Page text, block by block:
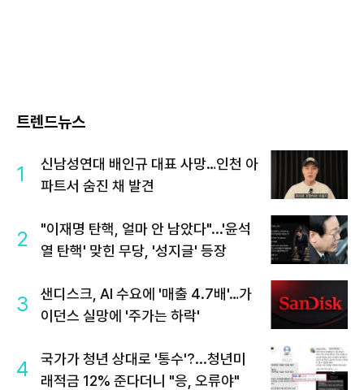
트렌드뉴스
1
신남성연대 배인규 대표 사망…인천 아
파트서 숨진 채 발견
2
"이재명 탄핵, 얼마 안 남았다"...'윤석
열 탄핵' 맞힌 무당, '성지글' 등장
3
샌디스크, AI 수요에 '매출 4.7배'…가
이던스 실망에 '주가는 하락'
4
국가가 청년 상대로 '통수'?...청년미
래적금 12% 준다더니 "응, 오류야"